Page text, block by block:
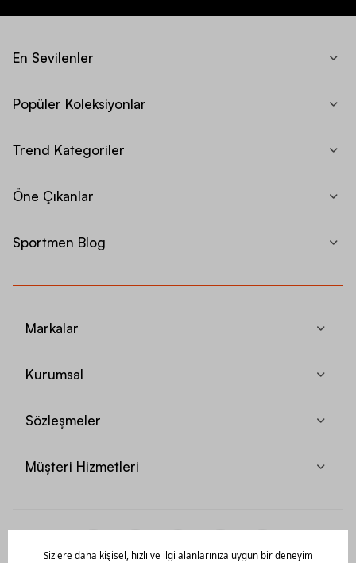
En Sevilenler
Popüler Koleksiyonlar
Trend Kategoriler
Öne Çıkanlar
Sportmen Blog
Markalar
Kurumsal
Sözleşmeler
Müşteri Hizmetleri